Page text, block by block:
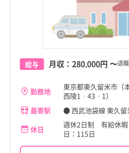
給与 月収： 280,000円 〜退
勤務地
東京都東久留米市（
西陵1‐43‐1）
最寄駅
● 西武池袋線 東久留
休日
週休2日制 有給休
日：115日